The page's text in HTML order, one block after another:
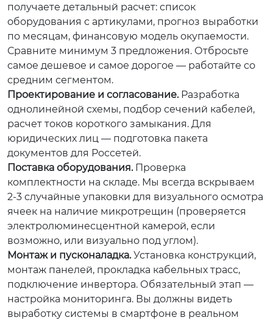
получаете детальный расчет: список
оборудования с артикулами, прогноз выработки
по месяцам, финансовую модель окупаемости.
Сравните минимум 3 предложения. Отбросьте
самое дешевое и самое дорогое — работайте со
средним сегментом.
Проектирование и согласование.Разработка
однолинейной схемы, подбор сечений кабелей,
расчет токов короткого замыкания. Для
юридических лиц — подготовка пакета
документов для Россетей.
Поставка оборудования.Проверка
комплектности на складе. Мы всегда вскрываем
2-3 случайные упаковки для визуального осмотра
ячеек на наличие микротрещин (проверяется
электролюминесцентной камерой, если
возможно, или визуально под углом).
Монтаж и пусконаладка.Установка конструкций,
монтаж панелей, прокладка кабельных трасс,
подключение инвертора. Обязательный этап —
настройка мониторинга. Вы должны видеть
выработку системы в смартфоне в реальном